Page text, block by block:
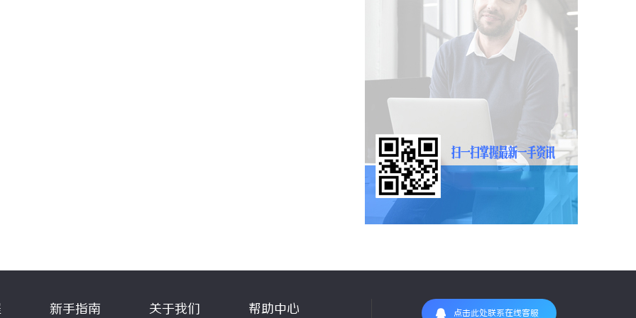
新手指南 关于我们 帮助中心 点击此处联系在线客服